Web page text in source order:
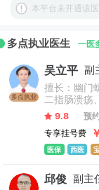
本平台未开通该
多点执业医生 一医
多点执业
吴立平 副
擅长：幽门
二指肠溃疡
胃肠系统常
对消化系统
西医结合治
9.8 预
专享挂号费
医保 西医
邱俊 副主